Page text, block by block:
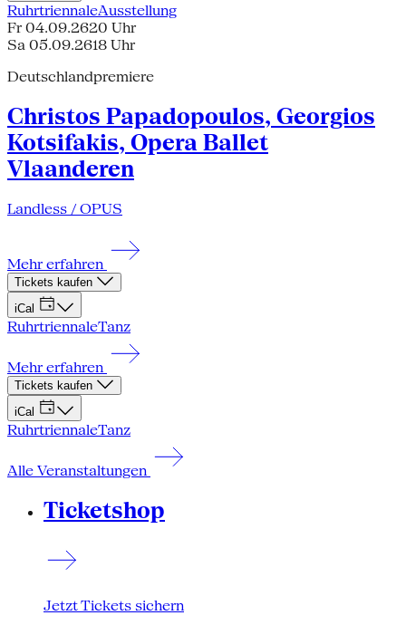
RuhrtriennaleAusstellung
Fr 04.09.2620 Uhr
Sa 05.09.2618 Uhr
Deutschlandpremiere
Christos Papadopoulos, Georgios
Kotsifakis, Opera Ballet
Vlaanderen
Landless / OPUS
Mehr erfahren
Tickets kaufen
iCal
RuhrtriennaleTanz
Mehr erfahren
Tickets kaufen
iCal
RuhrtriennaleTanz
Alle Veranstaltungen
Ticketshop
Jetzt Tickets sichern